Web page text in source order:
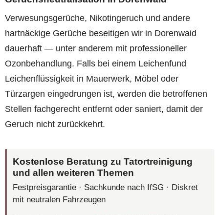
Verwesungsgerüche, Nikotingeruch und andere
hartnäckige Gerüche beseitigen wir in Dorenwaid
dauerhaft — unter anderem mit professioneller
Ozonbehandlung. Falls bei einem Leichenfund
Leichenflüssigkeit in Mauerwerk, Möbel oder
Türzargen eingedrungen ist, werden die betroffenen
Stellen fachgerecht entfernt oder saniert, damit der
Geruch nicht zurückkehrt.
Kostenlose Beratung zu Tatortreinigung
und allen weiteren Themen
Festpreisgarantie · Sachkunde nach IfSG · Diskret
mit neutralen Fahrzeugen